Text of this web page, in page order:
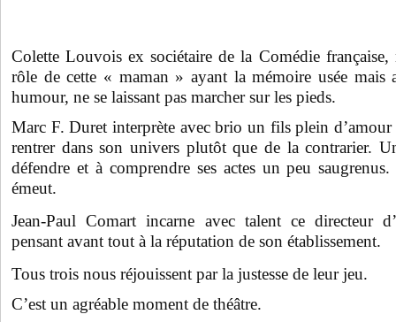
Colette Louvois ex sociétaire de la Comédie
rôle de cette « maman » ayant la mémoire usée
humour, ne se laissant pas marcher sur les pieds.
Marc F. Duret interprète avec brio un fils plein
rentrer dans son univers plutôt que de la contrarier.
défendre et à comprendre ses actes un peu
émeut.
Jean-Paul Comart incarne avec talent ce directeur
pensant avant tout à la réputation de son établissement.
Tous trois nous réjouissent par la justesse de leur jeu.
C’est un agréable moment de théâtre.